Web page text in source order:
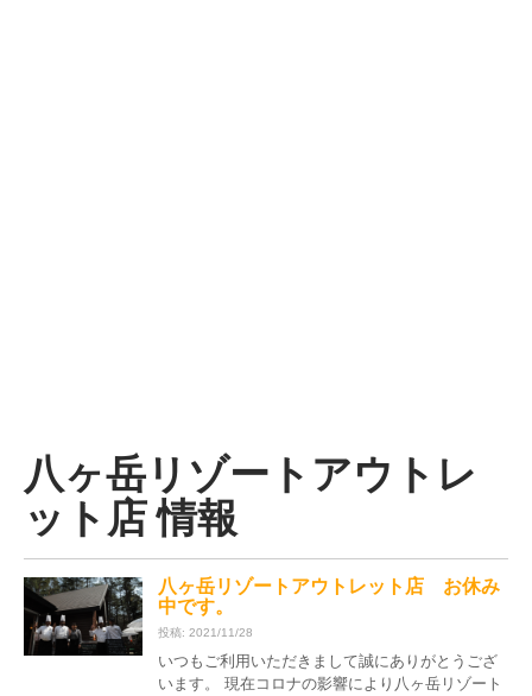
八ヶ岳リゾートアウトレ
ット店 情報
八ヶ岳リゾートアウトレット店 お休み
中です。
投稿: 2021/11/28
いつもご利用いただきまして誠にありがとうござ
います。 現在コロナの影響により八ヶ岳リゾート